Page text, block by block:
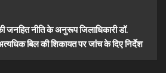
जनहित नीति के अनुरूप जिलाधिकारी डॉ.
बिल की शिकायत पर जांच के दिए निर्देश